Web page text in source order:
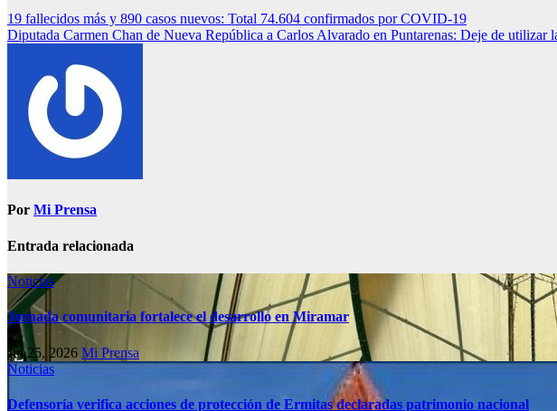
19 fallecidos más y 890 casos nuevos: Total 74.604 confirmados por COVID-19
Diputada Carmen Chan de Nueva República a Carlos Alvarado en Puntarenas: Deje de utilizar
Por Mi Prensa
Entrada relacionada
Noticias
Jornada comunitaria fortalece el desarrollo en Miramar
Jul 25, 2026 Mi Prensa
Noticias
Defensoría verifica acciones de protección de Ermitas declaradas patrimonio nacional